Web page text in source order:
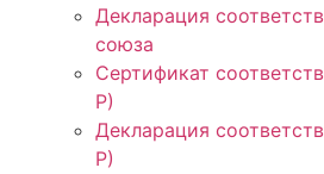
Декларация
союза
Сертификат
Р)
Декларация
Р)